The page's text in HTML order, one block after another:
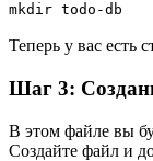
mkdir todo-db
Теперь у вас есть
Шаг 3:
В этом файле вы
Создайте файл и